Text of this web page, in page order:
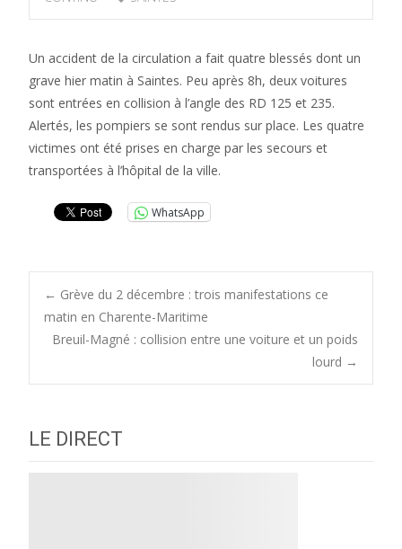
Un accident de la circulation a fait quatre blessés dont un
grave hier matin à Saintes. Peu après 8h, deux voitures
sont entrées en collision à l’angle des RD 125 et 235.
Alertés, les pompiers se sont rendus sur place. Les quatre
victimes ont été prises en charge par les secours et
transportées à l’hôpital de la ville.
WhatsApp
Post
navigation
← Grève du 2 décembre : trois manifestations ce
matin en Charente-Maritime
Breuil-Magné : collision entre une voiture et un poids
lourd →
LE DIRECT